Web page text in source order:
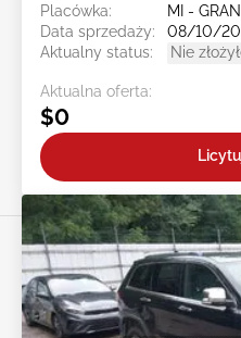
Placówka:
MI -
Data sprzedaży:
08/10/
Aktualny status:
Nie
Aktualna oferta:
$0